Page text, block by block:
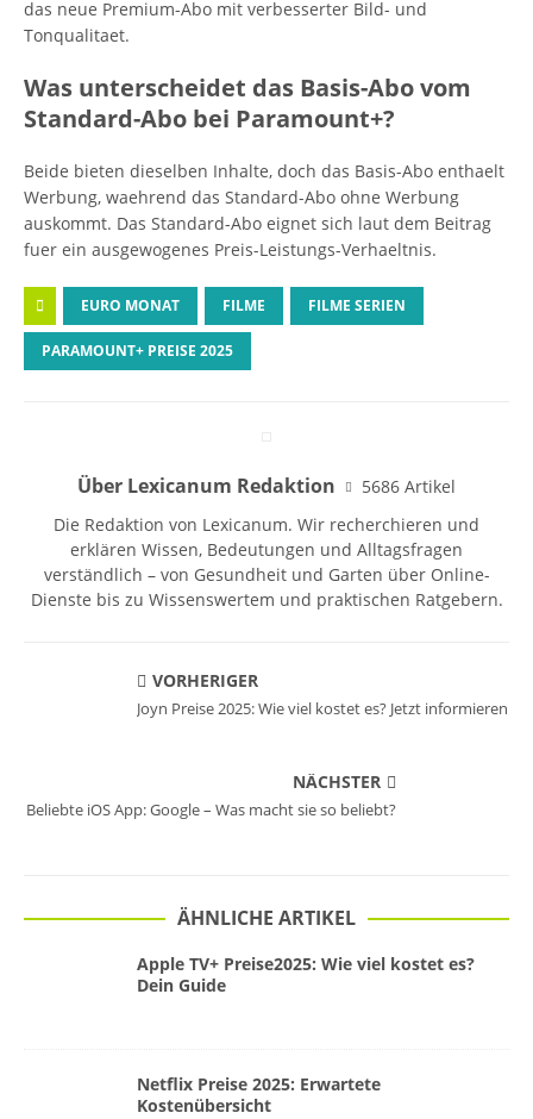
das neue Premium-Abo mit verbesserter Bild- und
Tonqualitaet.
Was unterscheidet das Basis-Abo vom
Standard-Abo bei Paramount+?
Beide bieten dieselben Inhalte, doch das Basis-Abo enthaelt
Werbung, waehrend das Standard-Abo ohne Werbung
auskommt. Das Standard-Abo eignet sich laut dem Beitrag
fuer ein ausgewogenes Preis-Leistungs-Verhaeltnis.
EURO MONAT FILME FILME SERIEN
PARAMOUNT+ PREISE 2025
Über Lexicanum Redaktion
5686 Artikel
Die Redaktion von Lexicanum. Wir recherchieren und
erklären Wissen, Bedeutungen und Alltagsfragen
verständlich – von Gesundheit und Garten über Online-
Dienste bis zu Wissenswertem und praktischen Ratgebern.
VORHERIGER
Joyn Preise 2025: Wie viel kostet es? Jetzt informieren
NÄCHSTER
Beliebte iOS App: Google – Was macht sie so beliebt?
ÄHNLICHE ARTIKEL
Apple TV+ Preise2025: Wie viel kostet es?
Dein Guide
Netflix Preise 2025: Erwartete
Kostenübersicht